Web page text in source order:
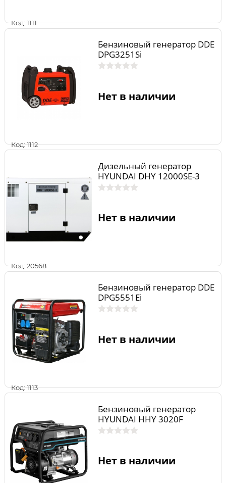
Код: 1111
Код: 1112
Бензиновый генератор DDE
DPG3251Si
Нет в наличии
Код: 20568
Дизельный генератор
HYUNDAI DHY 12000SE-3
Нет в наличии
Код: 1113
Бензиновый генератор DDE
DPG5551Ei
Нет в наличии
Бензиновый генератор
HYUNDAI HHY 3020F
Нет в наличии